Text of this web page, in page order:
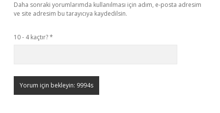
Daha sonraki yorumlarımda kullanılması için adım, e-posta adresim
ve site adresim bu tarayıcıya kaydedilsin.
10 - 4 kaçtır?*